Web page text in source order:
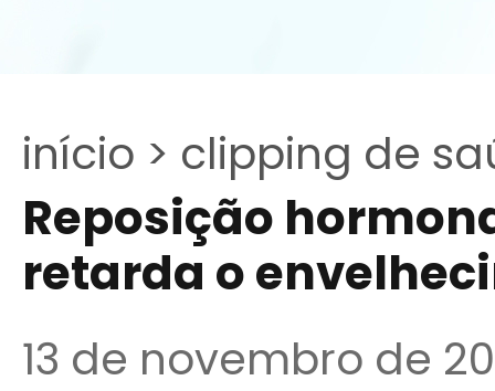
início > clipping de
Reposição
retarda o
13 de novembro de